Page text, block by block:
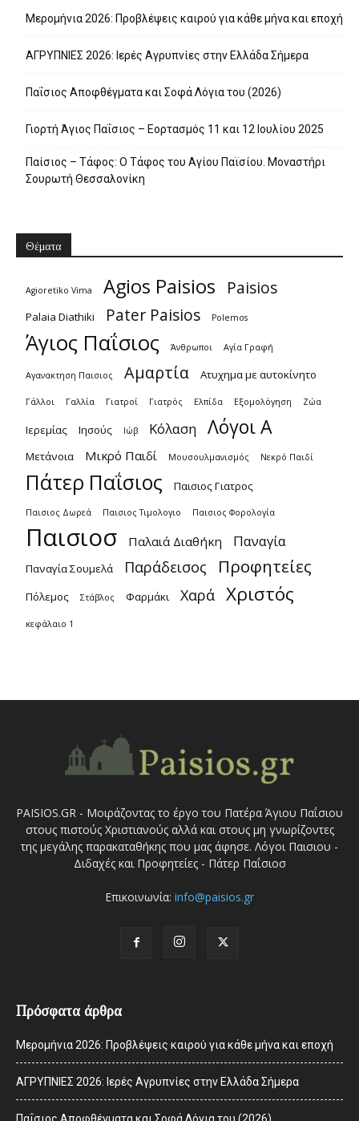
Μερομήνια 2026: Προβλέψεις καιρού για κάθε μήνα και εποχή
ΑΓΡΥΠΝΙΕΣ 2026: Ιερές Αγρυπνίες στην Ελλάδα Σήμερα
Παΐσιος Αποφθέγματα και Σοφά Λόγια του (2026)
Γιορτή Άγιος Παΐσιος – Εορτασμός 11 και 12 Ιουλίου 2025
Παίσιος – Τάφος: Ο Τάφος του Αγίου Παϊσίου. Μοναστήρι
Σουρωτή Θεσσαλονίκη
Θέματα
Agioretiko Vima Agios Paisios Paisios
Palaia Diathiki Pater Paisios Polemos
Άγιος Παΐσιος Άνθρωποι Αγία Γραφή
Αγανακτηση Παισιος Αμαρτία Ατυχημα με αυτοκίνητο
Γάλλοι Γαλλία Γιατροί Γιατρός Ελπίδα Εξομολόγηση Ζώα
Ιερεμίας Ιησούς Ιώβ Κόλαση Λόγοι Α
Μετάνοια Μικρό Παιδί Μουσουλμανισμός Νεκρό Παιδί
Πάτερ Παΐσιος Παισιος Γιατρος
Παισιος Δωρεά Παισιος Τιμολογιο Παισιος Φορολογία
Παισιοσ Παλαιά Διαθήκη Παναγία
Παναγία Σουμελά Παράδεισος Προφητείες
Πόλεμος Στάβλος Φαρμάκι Χαρά Χριστός
κεφάλαιο 1
PAISIOS.GR - Μοιράζοντας το έργο του Πατέρα Άγιου Παΐσιου
στους πιστούς Χριστιανούς αλλά και στους μη γνωρίζοντες
της μεγάλης παρακαταθήκης που μας άφησε. Λόγοι Παισιου -
Διδαχές και Προφητείες - Πάτερ Παΐσιοσ
Επικοινωνία: info@paisios.gr
Πρόσφατα άρθρα
Μερομήνια 2026: Προβλέψεις καιρού για κάθε μήνα και εποχή
ΑΓΡΥΠΝΙΕΣ 2026: Ιερές Αγρυπνίες στην Ελλάδα Σήμερα